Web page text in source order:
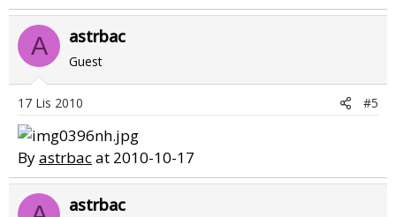
A astrbac
Guest
17 Lis 2010 #5
Byastrbacat 2010-10-17
astrbac